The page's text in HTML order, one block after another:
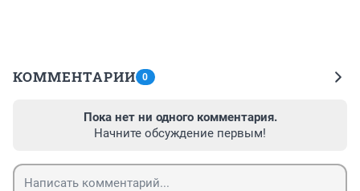
КОММЕНТАРИИ 0
Пока нет ни одного комментария.
Начните обсуждение первым!